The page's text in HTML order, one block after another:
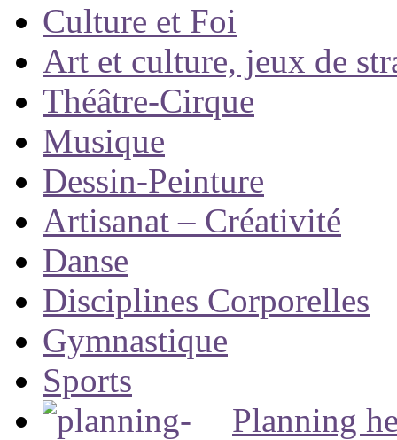
Culture et Foi
Art et culture, jeux de
Théâtre-Cirque
Musique
Dessin-Peinture
Artisanat – Créativité
Danse
Disciplines Corporelles
Gymnastique
Sports
Planning